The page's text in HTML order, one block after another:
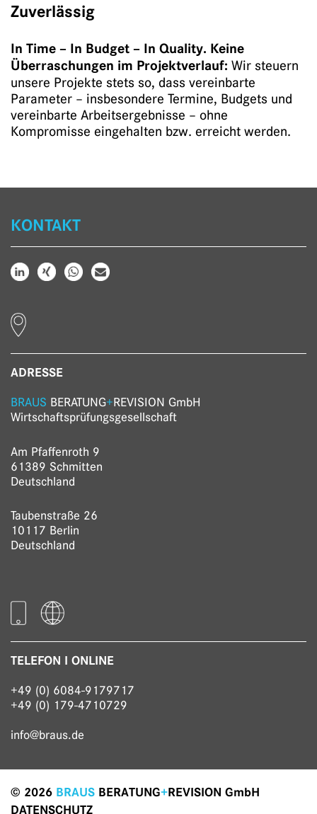
Zuverlässig
In Time – In Budget – In Quality. Keine
Überraschungen im Projektverlauf: Wir steuern
unsere Projekte stets so, dass vereinbarte
Parameter – insbesondere Termine, Budgets und
vereinbarte Arbeitsergebnisse – ohne
Kompromisse eingehalten bzw. erreicht werden.
KONTAKT
ADRESSE
BRAUS BERATUNG+REVISION GmbH
Wirtschaftsprüfungs­gesellschaft
Am Pfaffenroth 9
61389 Schmitten
Deutschland
Taubenstraße 26
10117 Berlin
Deutschland
TELEFON I ONLINE
+49 (0) 6084-9179717
+49 (0) 179-4710729
info@braus.de
© 2026 BRAUS BERATUNG+REVISION GmbH
DATENSCHUTZ